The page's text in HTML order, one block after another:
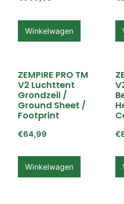
Winkelwagen
ZEMPIRE PRO TM
V2 Luchttent
Grondzeil /
Ground Sheet /
Footprint
€64,99
Winkelwagen
€